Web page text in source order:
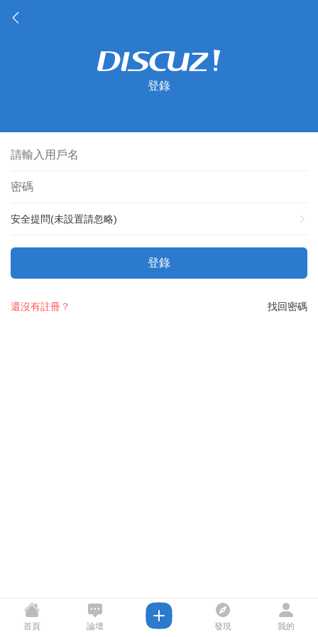
登錄
安全提問(未設置請忽略)
登錄
找回密碼
還沒有註冊？
首頁 論壇 發現 我的